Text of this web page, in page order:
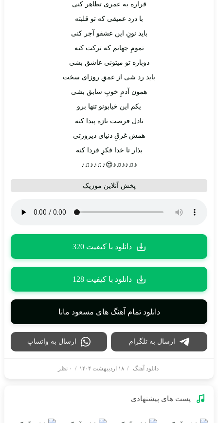
قراره یه عمری تظاهر کنی
با درد عمیقی که تو قلبته
باید نونِ این عشقو آجر کنی
تمومِ جهانم که ترکت کنه
دوباره تو میتونی عاشق بشی
باید رد شی از عمقِ روزای سخت
همون آدمِ خوبِ سابق بشی
یکم این خیابونو تنها برو
تادل فرصت تازه پیدا کنه
همش غرقِ دنیای دیروزتی
بذار تا خدا فکرِ فردا کنه
♪♫♪♪♫♪😍♪♫♪♪♫♪
پخش آنلاین موزیک
دانلود با کیفیت 320
دانلود با کیفیت 128
دانلود تمام آهنگ های مسعود مانا
ارسال به تلگرام ارسال به واتساپ
دانلود آهنگ / ۱۸ اردیبهشت ۱۴۰۴ / ۰ نظر
پست های پیشنهادی